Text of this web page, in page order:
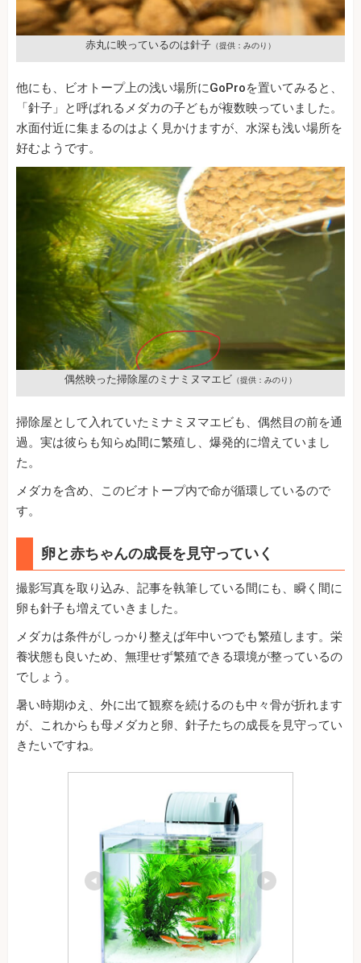
赤丸に映っているのは針子 （提供：みのり）
他にも、ビオトープ上の浅い場所にGoProを置いてみると、
「針子」と呼ばれるメダカの子どもが複数映っていました。
水面付近に集まるのはよく見かけますが、水深も浅い場所を
好むようです。
偶然映った掃除屋のミナミヌマエビ （提供：みのり）
掃除屋として入れていたミナミヌマエビも、偶然目の前を通
過。実は彼らも知らぬ間に繁殖し、爆発的に増えていまし
た。
メダカを含め、このビオトープ内で命が循環しているので
す。
卵と赤ちゃんの成長を見守っていく
撮影写真を取り込み、記事を執筆している間にも、瞬く間に
卵も針子も増えていきました。
メダカは条件がしっかり整えば年中いつでも繁殖します。栄
養状態も良いため、無理せず繁殖できる環境が整っているの
でしょう。
暑い時期ゆえ、外に出て観察を続けるのも中々骨が折れます
が、これからも母メダカと卵、針子たちの成長を見守ってい
きたいですね。